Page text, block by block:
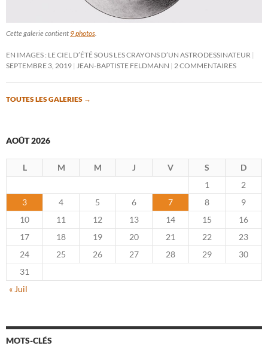
Cette galerie contient 9 photos.
EN IMAGES : LE CIEL D’ÉTÉ SOUS LES CRAYONS D’UN ASTRODESSINATEUR
SEPTEMBRE 3, 2019 JEAN-BAPTISTE FELDMANN 2 COMMENTAIRES
TOUTES LES GALERIES →
AOÛT 2026
L M M J V S
D
1
2
3
4 5 6 7 8
9
10
11 12 13 14 15
16
17
18 19 20 21 22
23
24
25 26 27 28 29
30
31
« Juil
MOTS-CLÉS